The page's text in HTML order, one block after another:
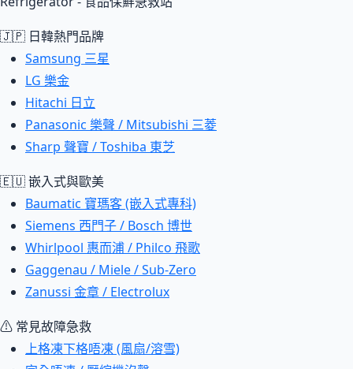
🇯🇵 日韓熱門品牌
Samsung 三星
LG 樂金
Hitachi 日立
Panasonic 樂聲 / Mitsubishi 三菱
Sharp 聲寶 / Toshiba 東芝
🇪🇺 嵌入式與歐美
Baumatic 寶瑪客 (嵌入式專科)
Siemens 西門子 / Bosch 博世
Whirlpool 惠而浦 / Philco 飛歌
Gaggenau / Miele / Sub-Zero
Zanussi 金章 / Electrolux
⚠ 常見故障急救
上格凍下格唔凍 (風扇/溶雪)